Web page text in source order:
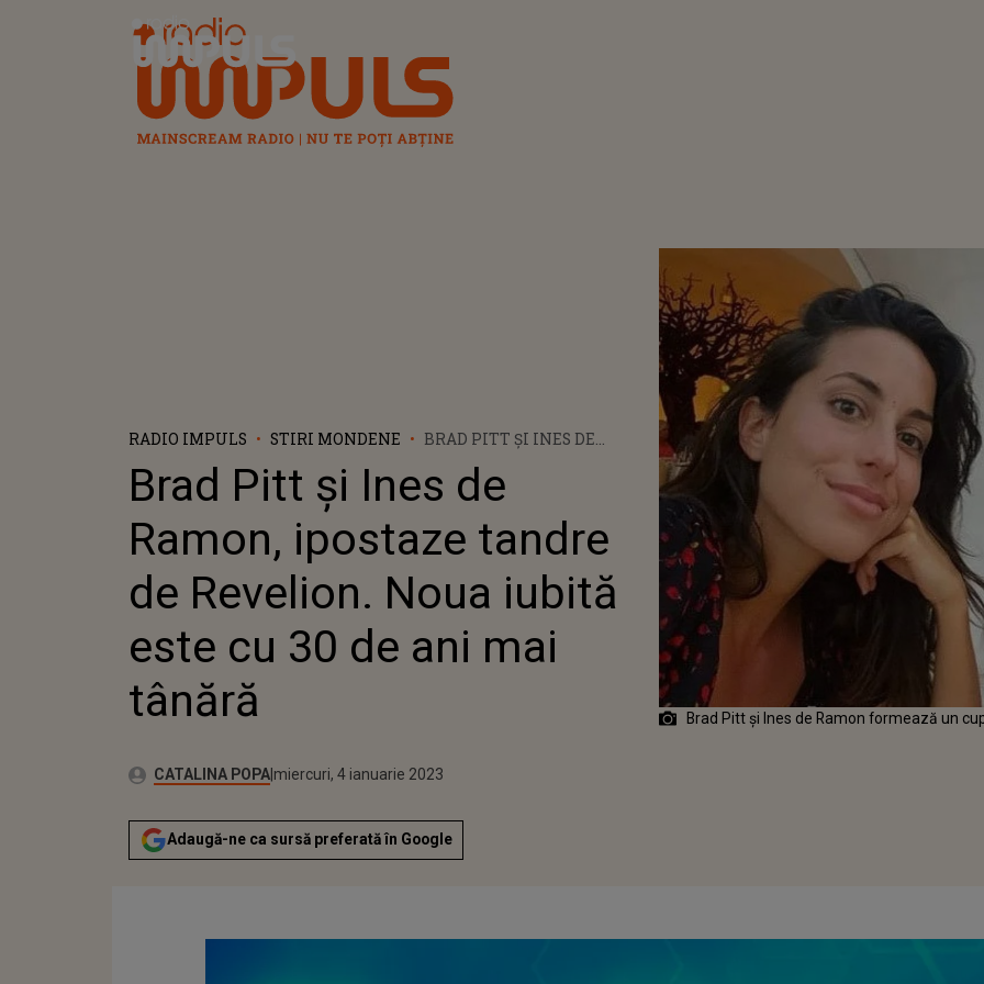
Radio Impuls
RADIO IMPULS STIRI MONDENE
BRAD PITT ȘI INES DE
DE REVELION. NOUA IUBITĂ
ESTE CU 30 DE ANI MAI
TÂNĂRĂ
Brad Pitt și Ines de
Ramon, ipostaze tandre
de Revelion. Noua iubită
este cu 30 de ani mai
tânără
Autor:CATALINA POPA Publicat:
miercuri, 4 ianuarie 2023
Adaugă-ne ca sursă preferată în Google
Brad Pitt și Ines de Ramon formează un